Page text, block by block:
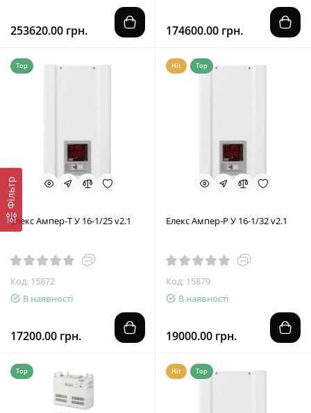
Фільтр
253620.00 грн. 174600.00 грн.
Top
Елекс Ампер-Т У 16-1/25 v2.1
Код: 15872
В наявності
17200.00 грн.
Hit Top
Елекс Ампер-Р У 16-1/32 v2.1
Код: 15879
В наявності
19000.00 грн.
Top Hit Top